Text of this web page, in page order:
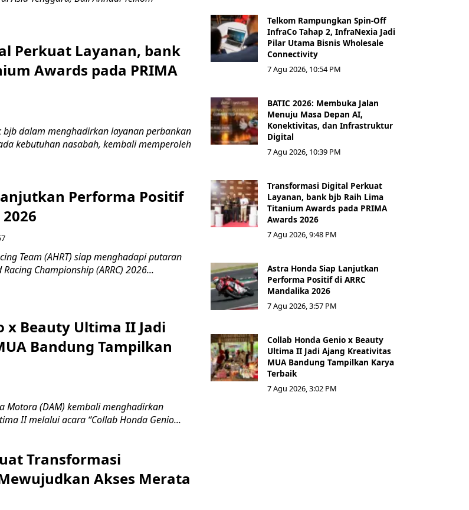
Perkuat Layanan, bank
Awards pada PRIMA
bjb dalam menghadirkan layanan perbankan
kebutuhan nasabah, kembali memperoleh
Performa Positif
Team (AHRT) siap menghadapi putaran
Championship (ARRC) 2026...
x Beauty Ultima II Jadi
Bandung Tampilkan
Motora (DAM) kembali menghadirkan
II melalui acara “Collab Honda Genio...
Transformasi
Akses Merata
Telkom Rampungkan Spin-Off
InfraCo Tahap 2, InfraNexia Jadi
Pilar Utama Bisnis Wholesale
Connectivity
7 Agu 2026, 10:54 PM
BATIC 2026: Membuka Jalan
Menuju Masa Depan AI,
Konektivitas, dan Infrastruktur
Digital
7 Agu 2026, 10:39 PM
Transformasi Digital Perkuat
Layanan, bank bjb Raih Lima
Titanium Awards pada PRIMA
Awards 2026
7 Agu 2026, 9:48 PM
Astra Honda Siap Lanjutkan
Performa Positif di ARRC
Mandalika 2026
7 Agu 2026, 3:57 PM
Collab Honda Genio x Beauty
Ultima II Jadi Ajang Kreativitas
MUA Bandung Tampilkan Karya
Terbaik
7 Agu 2026, 3:02 PM